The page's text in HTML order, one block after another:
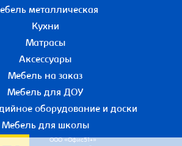
металлическая
Кухни
Матрасы
Аксессуары
Мебель на заказ
Мебель для ДОУ
оборудование и доски
Мебель для школы
ООО «Офис51+»